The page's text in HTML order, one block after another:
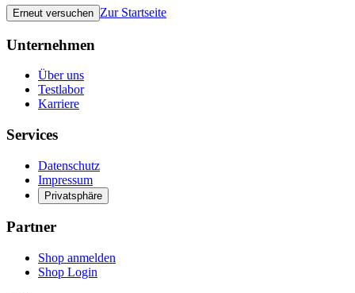
Erneut versuchen Zur Startseite
Unternehmen
Über uns
Testlabor
Karriere
Services
Datenschutz
Impressum
Privatsphäre
Partner
Shop anmelden
Shop Login